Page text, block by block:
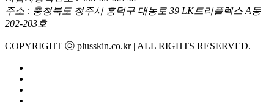
주소 : 충청북도 청주시 흥덕구 대농로 39 LK트리플렉스 A동
202-203호
COPYRIGHT ⓒ plusskin.co.kr | ALL RIGHTS RESERVED.